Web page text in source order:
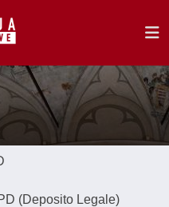
(Deposito Legale)